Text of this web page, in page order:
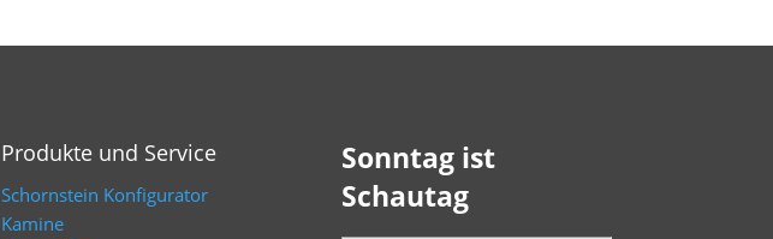
Produkte und Service
Schornstein Konfigurator
Kamine
Sonntag ist
Schautag